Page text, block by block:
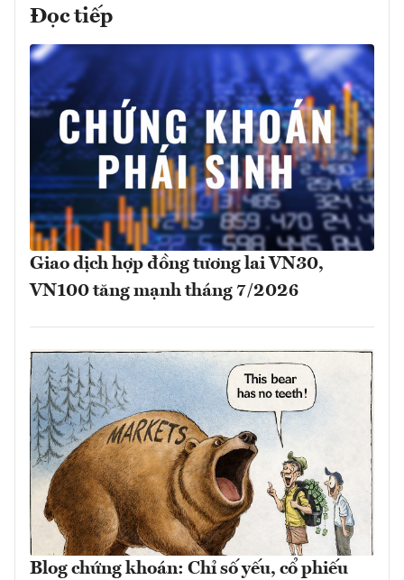
Đọc tiếp
Giao dịch hợp đồng tương lai VN30,
VN100 tăng mạnh tháng 7/2026
Blog chứng khoán: Chỉ số yếu, cổ phiếu